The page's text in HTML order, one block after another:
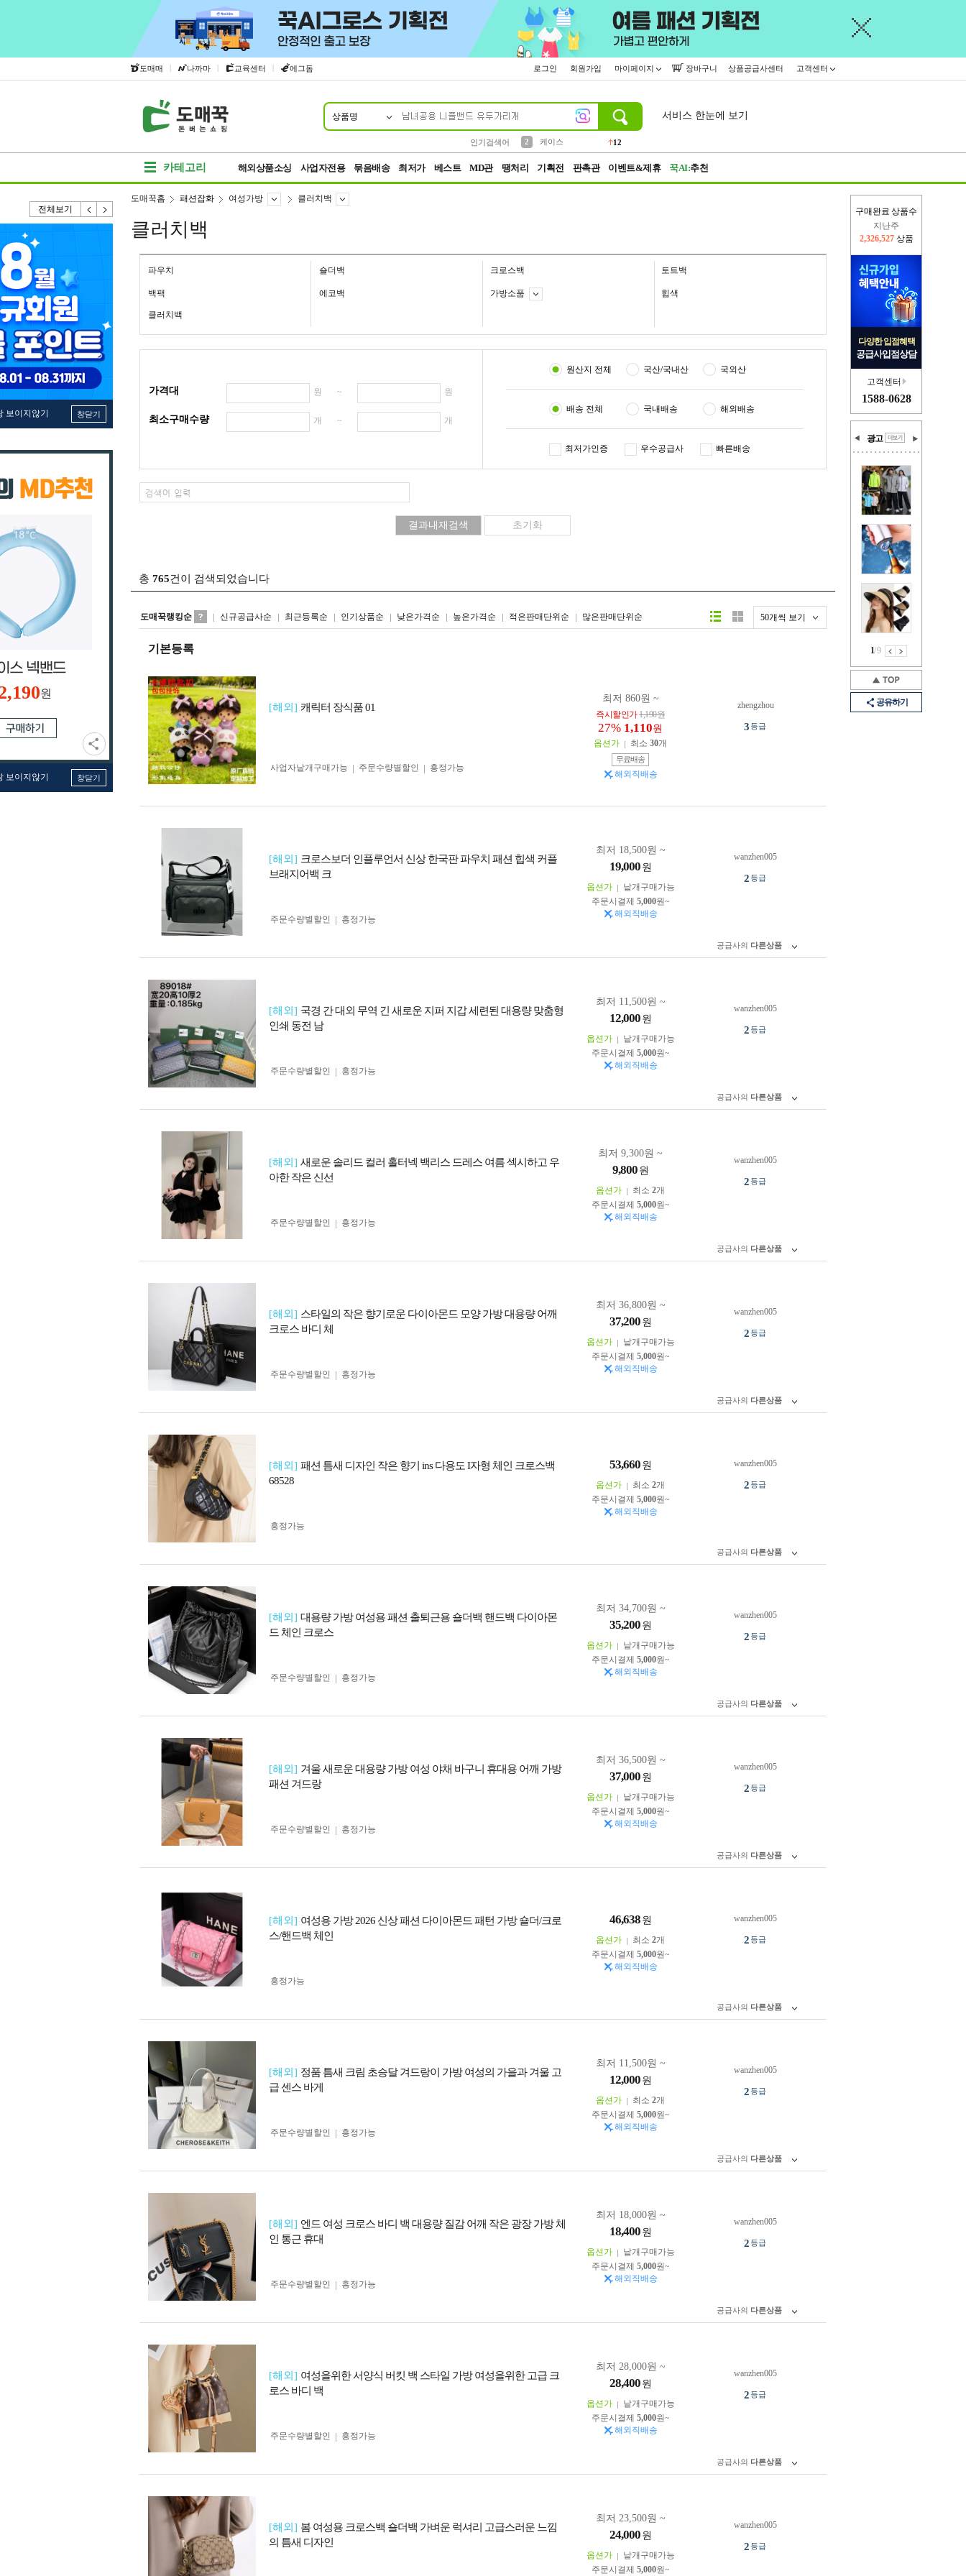
도매매 | 나까마 | 교육센터 | 에그돔 로그인 회원가입 마이페이지 장바구니 상품공급사센터 고객센터
상품명
인기검색어
2
케이스
12
서비스 한눈에 보기
카테고리 해외상품소싱 사업자전용 묶음배송 최저가 베스트 MD관 땡처리 기획전 판촉관 이벤트&제휴 꾹AI:추천
전체보기
보이지않기 창닫기
원
보이지않기 창닫기
구매완료 상품수
지난주
2,326,527 상품
다양한 입점혜택
공급사입점상담
고객센터
1588-0628
광고
1/9
공유하기
도매꾹홈 패션잡화 여성가방 클러치백
클러치백
파우치 숄더백 크로스백 토트백
백팩 에코백 가방소품 힙색
클러치백
가격대 원 ~ 원
최소구매수량 개 ~ 개
원산지 전체 국산/국내산 국외산
배송 전체 국내배송 해외배송
최저가인증 우수공급사 빠른배송
총 765건이 검색되었습니다
도매꾹랭킹순 신규공급사순 최근등록순 인기상품순 낮은가격순 높은가격순 적은판매단위순 많은판매단위순 50개씩 보기
리스트형갤러리형
기본등록
[해외] 캐릭터 장식품 01
최저 860원 ~
즉시할인가1,190원
27% 1,110원
옵션가 최소 30개
무료배송
해외직배송
사업자 낱개구매가능 주문수량별할인 흥정가능
zhengzhou
3등급
[해외] 크로스보더 인플루언서 신상 한국판 파우치 패션 힙색 커플
브래지어백 크
최저 18,500원 ~
19,000 원
옵션가
낱개구매가능
주문시결제 5,000원~
해외직배송
주문수량별할인 흥정가능
wanzhen005
2등급
공급사의 다른상품
[해외] 국경 간 대외 무역 긴 새로운 지퍼 지갑 세련된 대용량 맞춤형
인쇄 동전 남
최저 11,500원 ~
12,000 원
옵션가
낱개구매가능
주문시결제 5,000원~
해외직배송
주문수량별할인 흥정가능
wanzhen005
2등급
공급사의 다른상품
[해외] 새로운 솔리드 컬러 홀터넥 백리스 드레스 여름 섹시하고 우
아한 작은 신선
최저 9,300원 ~
9,800 원
옵션가 최소 2개
주문시결제 5,000원~
해외직배송
주문수량별할인 흥정가능
wanzhen005
2등급
공급사의 다른상품
[해외] 스타일의 작은 향기로운 다이아몬드 모양 가방 대용량 어깨
크로스 바디 체
최저 36,800원 ~
37,200 원
옵션가
낱개구매가능
주문시결제 5,000원~
해외직배송
주문수량별할인 흥정가능
wanzhen005
2등급
공급사의 다른상품
[해외] 패션 틈새 디자인 작은 향기 ins 다용도 I자형 체인 크로스백
68528
53,660 원
옵션가 최소 2개
주문시결제 5,000원~
해외직배송
흥정가능
wanzhen005
2등급
공급사의 다른상품
[해외] 대용량 가방 여성용 패션 출퇴근용 숄더백 핸드백 다이아몬
드 체인 크로스
최저 34,700원 ~
35,200 원
옵션가
낱개구매가능
주문시결제 5,000원~
해외직배송
주문수량별할인 흥정가능
wanzhen005
2등급
공급사의 다른상품
[해외] 겨울 새로운 대용량 가방 여성 야채 바구니 휴대용 어깨 가방
패션 겨드랑
최저 36,500원 ~
37,000 원
옵션가
낱개구매가능
주문시결제 5,000원~
해외직배송
주문수량별할인 흥정가능
wanzhen005
2등급
공급사의 다른상품
[해외] 여성용 가방 2026 신상 패션 다이아몬드 패턴 가방 숄더/크로
스/핸드백 체인
46,638 원
옵션가 최소 2개
주문시결제 5,000원~
해외직배송
흥정가능
wanzhen005
2등급
공급사의 다른상품
[해외] 정품 틈새 크림 초승달 겨드랑이 가방 여성의 가을과 겨울 고
급 센스 바게
최저 11,500원 ~
12,000 원
옵션가 최소 2개
주문시결제 5,000원~
해외직배송
주문수량별할인 흥정가능
wanzhen005
2등급
공급사의 다른상품
[해외] 엔드 여성 크로스 바디 백 대용량 질감 어깨 작은 광장 가방 체
인 통근 휴대
최저 18,000원 ~
18,400 원
옵션가
낱개구매가능
주문시결제 5,000원~
해외직배송
주문수량별할인 흥정가능
wanzhen005
2등급
공급사의 다른상품
[해외] 여성을위한 서양식 버킷 백 스타일 가방 여성을위한 고급 크
로스 바디 백
최저 28,000원 ~
28,400 원
옵션가
낱개구매가능
주문시결제 5,000원~
해외직배송
주문수량별할인 흥정가능
wanzhen005
2등급
공급사의 다른상품
[해외] 봄 여성용 크로스백 숄더백 가벼운 럭셔리 고급스러운 느낌
의 틈새 디자인
최저 23,500원 ~
24,000 원
옵션가
낱개구매가능
주문시결제 5,000원~
wanzhen005
2등급